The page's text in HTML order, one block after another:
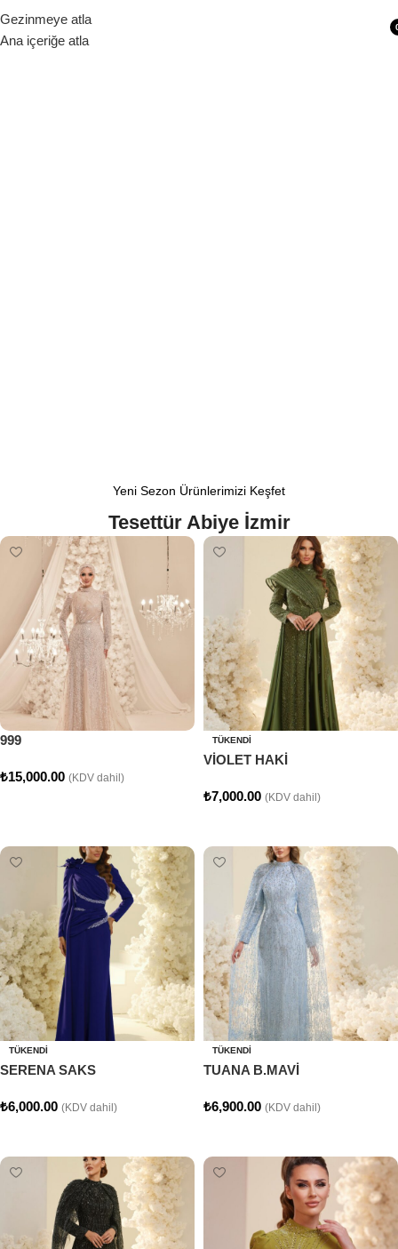
Gezinmeye atla
Ana içeriğe atla
Siparişleriniz 1 - 9 iş günü içerisinde kargoya verilecektir.
Yeni Sezon Ürünlerimizi Keşfet
Tesettür Abiye İzmir
999
₺15,000.00 (KDV dahil)
TÜKENDI
VİOLET HAKİ
₺7,000.00 (KDV dahil)
TÜKENDI
SERENA SAKS
₺6,000.00 (KDV dahil)
TÜKENDI
TUANA B.MAVİ
₺6,900.00 (KDV dahil)